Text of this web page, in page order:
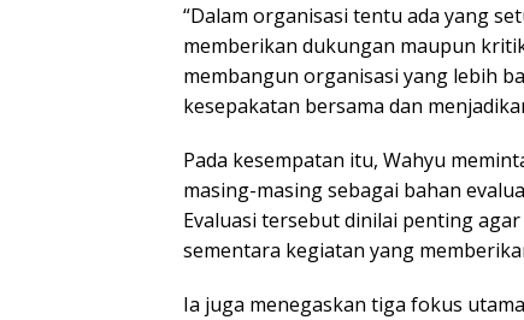
“Dalam organisasi tentu ada yang
memberikan dukungan maupun
membangun organisasi yang lebih
kesepakatan bersama dan
Pada kesempatan itu, Wahyu
masing-masing sebagai bahan
Evaluasi tersebut dinilai penting
sementara kegiatan yang
Ia juga menegaskan tiga fokus